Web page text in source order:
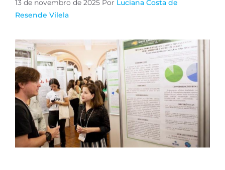
13 de novembro de 2025 Por Luciana Costa de
Resende Vilela